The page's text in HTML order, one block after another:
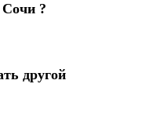
?
другой